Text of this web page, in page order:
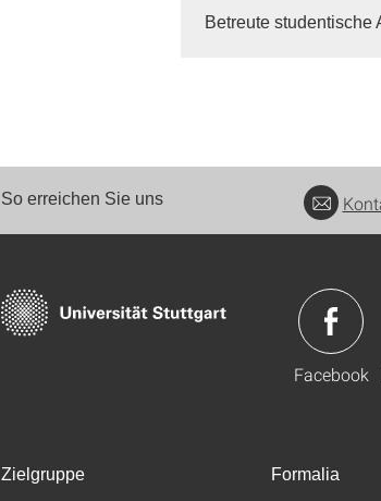
Betreute studentische
So erreichen Sie uns
Facebook
Zielgruppe Formalia